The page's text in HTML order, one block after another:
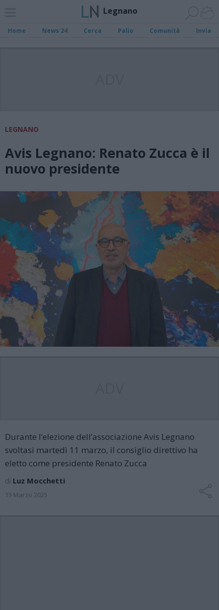
Legnano
Home News 24 Cerca Palio Comunità Invia
LEGNANO
Avis Legnano: Renato Zucca è il
nuovo presidente
Durante l’elezione dell’associazione Avis Legnano
svoltasi martedì 11 marzo, il consiglio direttivo ha
eletto come presidente Renato Zucca
di Luz Mocchetti
13 Marzo 2025